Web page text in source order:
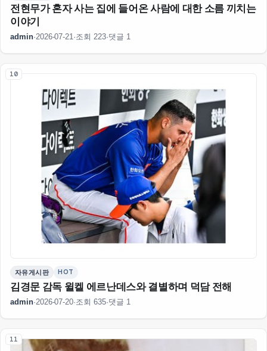
전현무가 혼자 사는 집에 들어온 사람에 대한 소름 끼치는
이야기
admin·2026-07-21·조회 223·댓글 1
10
자유게시판 HOT
김경문 감독 윌켈 에르난데스와 결별하며 덕담 전해
admin·2026-07-20·조회 635·댓글 1
11